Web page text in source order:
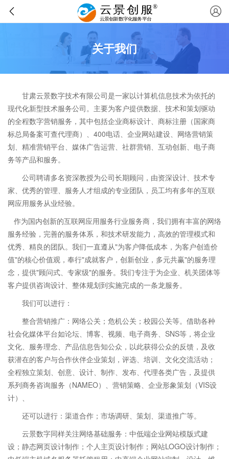
关于我们
甘肃云景数字技术有限公司是一家以计算机信息技术为依托的
现代化新型技术服务公司。主要为客户提供数据、技术和策划驱动
的全程数字营销服务，其中包括企业商标设计、商标注册（国家商
标总局备案可查代理商）、400电话、企业网站建设、网络营销策
划、精准营销平台、媒体广告运营、社群营销、互动创新、电子商
务等产品和服务。
公司聘请多名资深教授为公司长期顾问，由资深设计、技术专
家、优秀的管理、服务人才组成的专业团队，员工均有多年的互联
网应用服务从业经验。
作为国内创新的互联网应用服务行业服务商，我们拥有丰富的网络
服务经验，完善的服务体系，和技术研发能力，高效的管理模式和
优秀、精良的团队。我们一直遵从"为客户降低成本，为客户创造价
值"的核心价值观，奉行"成就客户，创新创业，多元共赢"的服务理
念，提供"顾问式、专家级"的服务。我们专注于为企业、机关团体等
客户提供咨询设计、整体规划到实施完成的一条龙服务。
我们可以进行：
整合营销推广：网络公关；危机公关；校园公关等。借助各种
社会化媒体平台如论坛、博客、视频、电子商务、SNS等，将企业
文化、服务理念、产品信息告知公众，以此获得公众的反馈，及收
获潜在的客户与合作伙伴企业策划，评选、培训、文化交流活动；
全程独立策划、创意、设计、制作、发布、代理各类广告，及提供
系列商务咨询服务（NAMEO）、营销策略、企业形象策划（VIS设
计）、
还可以进行：渠道合作；市场调研、策划、渠道推广等。
云景数字同样关注网络基础服务：中低端企业网站模版式建
设；静态网页设计制作；个人主页设计制作；网站LOGO设计制作；